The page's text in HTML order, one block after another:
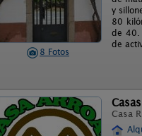
8 Fotos
y
80
de 40.
de
Casa